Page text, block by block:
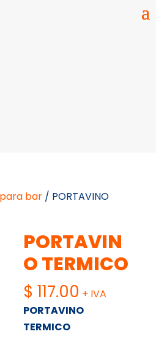
bar/ PORTAVINO
PORTAVIN
O TERMICO
$ 117.00 + IVA
PORTAVINO
TERMICO